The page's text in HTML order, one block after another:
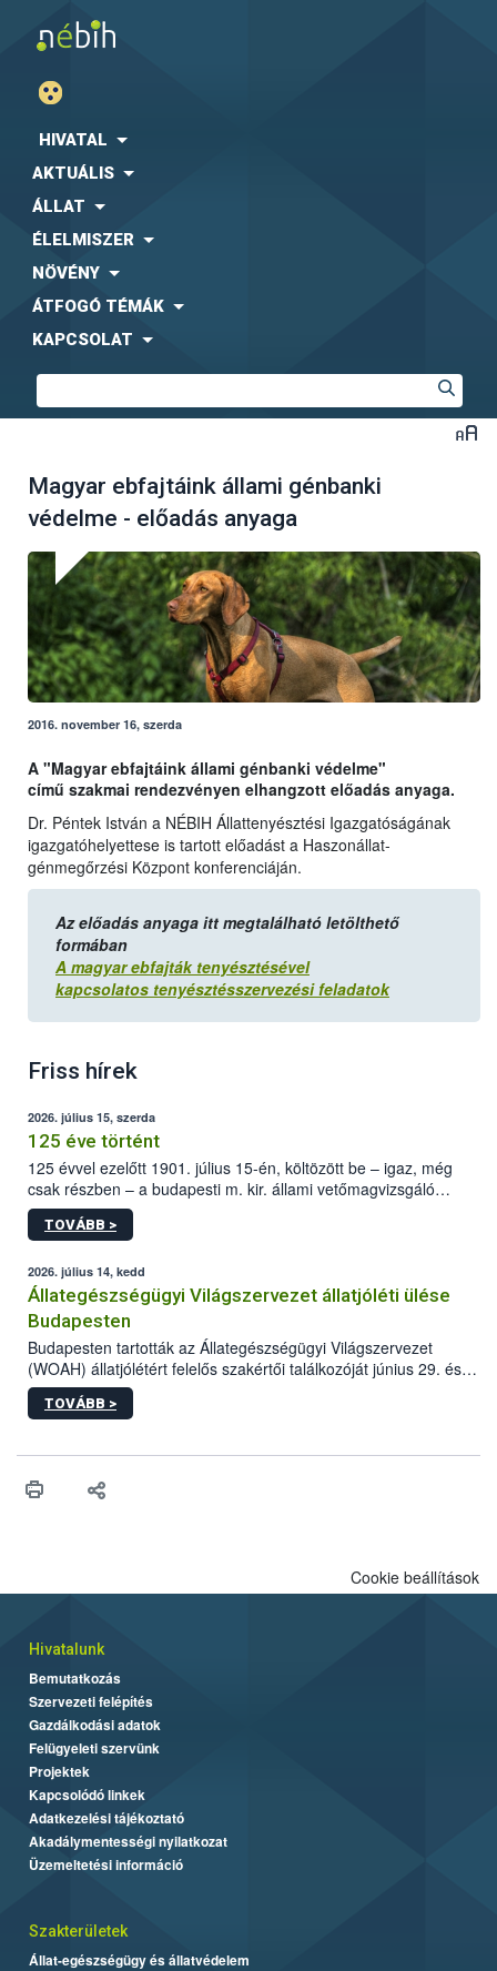
HIVATAL
AKTUÁLIS
ÁLLAT
ÉLELMISZER
NÖVÉNY
ÁTFOGÓ TÉMÁK
KAPCSOLAT
Magyar ebfajtáink állami génbanki
védelme - előadás anyaga
2016. november 16, szerda
A "Magyar ebfajtáink állami génbanki védelme"
című szakmai rendezvényen elhangzott előadás anyaga.
Dr. Péntek István a NÉBIH Állattenyésztési Igazgatóságának
igazgatóhelyettese is tartott előadást a Haszonállat-
génmegőrzési Központ konferenciáján.
Az előadás anyaga itt megtalálható letölthető
formában
A magyar ebfajták tenyésztésével
kapcsolatos tenyésztésszervezési feladatok
Friss hírek
2026. július 15, szerda
125 éve történt
125 évvel ezelőtt 1901. július 15-én, költözött be – igaz, még
csak részben – a budapesti m. kir. állami vetőmagvizsgáló
állomás a Kis Rókus utca 15. szám alatti, Czigler Győző által
tervezett új épületébe.
TOVÁBB >
2026. július 14, kedd
Állategészségügyi Világszervezet állatjóléti ülése
Budapesten
Budapesten tartották az Állategészségügyi Világszervezet
(WOAH) állatjólétért felelős szakértői találkozóját június 29. és
július 2. között. Az Agrár- és Élelmiszergazdaságért Felelős
Minisztérium (AÉM) és a Nemzeti Élelmiszerlánc-biztonsági
gazdasági haszonállatok jólétének elősegítése volt az európai
meg tapasztalatait a gazdasági haszonállatok jólétének
TOVÁBB >
Cookie beállítások
Hivatalunk
Bemutatkozás
Szervezeti felépítés
Gazdálkodási adatok
Felügyeleti szervünk
Projektek
Kapcsolódó linkek
Adatkezelési tájékoztató
Akadálymentességi nyilatkozat
Üzemeltetési információ
Szakterületek
Állat-egészségügy és állatvédelem